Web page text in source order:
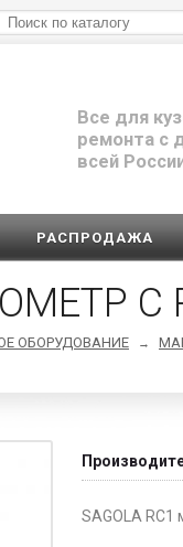
Все для
ремонта с
всей
РАСПРОДАЖА
С
ОБОРУДОВАНИЕ →
SAGOLA